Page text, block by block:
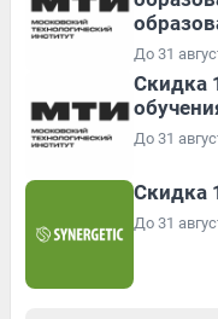
До 31
Скидка
До 31
Скидка
До 31